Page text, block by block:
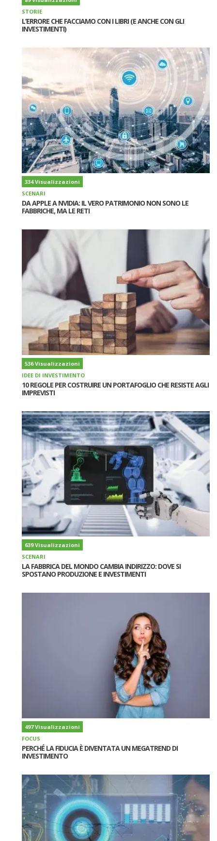
STORIE
L’ERRORE CHE FACCIAMO CON I LIBRI (E ANCHE CON GLI
INVESTIMENTI)
334 Visualizzazioni
SCENARI
DA APPLE A NVIDIA: IL VERO PATRIMONIO NON SONO LE
FABBRICHE, MA LE RETI
536 Visualizzazioni
IDEE DI INVESTIMENTO
10 REGOLE PER COSTRUIRE UN PORTAFOGLIO CHE RESISTE AGLI
IMPREVISTI
639 Visualizzazioni
SCENARI
LA FABBRICA DEL MONDO CAMBIA INDIRIZZO: DOVE SI
SPOSTANO PRODUZIONE E INVESTIMENTI
497 Visualizzazioni
FOCUS
PERCHÉ LA FIDUCIA È DIVENTATA UN MEGATREND DI
INVESTIMENTO